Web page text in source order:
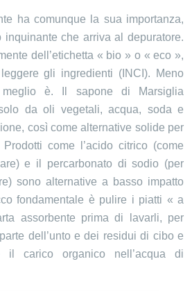
ha comunque la sua importanza,
che arriva al depuratore.
dell’etichetta « bio » o « eco »,
gli ingredienti (INCI). Meno
è. Il sapone di Marsiglia
da oli vegetali, acqua, soda e
così come alternative solide per
come l’acido citrico (come
e il percarbonato di sodio (per
sono alternative a basso impatto
fondamentale è pulire i piatti « a
assorbente prima di lavarli, per
dell’unto e dei residui di cibo e
il carico organico nell’acqua di